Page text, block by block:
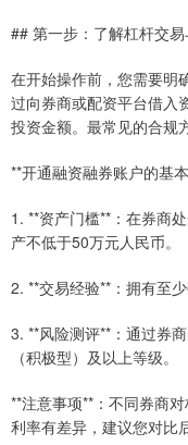
## 第一步：了解杠杆交
在开始操作前，您需要明
过向券商或配资平台借入
投资金额。最常见的合规
**开通融资融券账户的基
1. **资产门槛**：在券商
产不低于50万元人民币。
2. **交易经验**：拥有至
3. **风险测评**：通过券
（积极型）及以上等级。
**注意事项**：不同券商
利率有差异，建议您对比